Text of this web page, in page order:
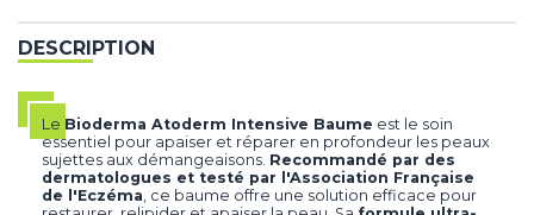
DESCRIPTION
Le Bioderma Atoderm Intensive Baume est le soin
essentiel pour apaiser et réparer en profondeur les peaux
sujettes aux démangeaisons. Recommandé par des
dermatologues et testé par l'Association Française
de l'Eczéma , ce baume offre une solution efficace pour